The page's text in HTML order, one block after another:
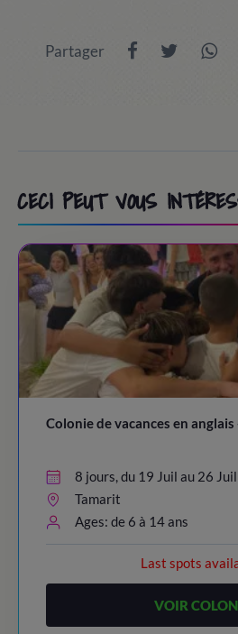
Partager
CECI PEUT VOUS
Colonie de vacances en
8 jours, du 19 Juil au 26 Juil
Tamarit
Ages: de 6 à 14 ans
Last spots
VOIR